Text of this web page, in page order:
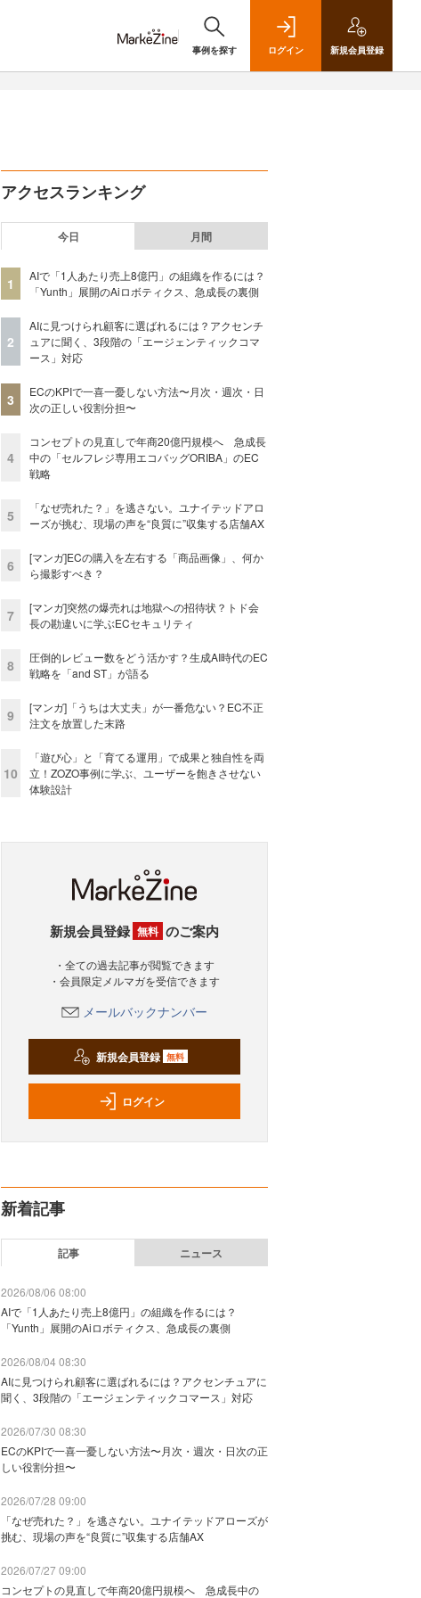
事例を探す ログイン 新規会員登録
アクセスランキング
今日 月間
1
AIで「1人あたり売上8億円」の組織を作るには？
「Yunth」展開のAiロボティクス、急成長の裏側
2
AIに見つけられ顧客に選ばれるには？アクセンチ
ュアに聞く、3段階の「エージェンティックコマ
ース」対応
3
ECのKPIで一喜一憂しない方法〜月次・週次・日
次の正しい役割分担〜
4
コンセプトの見直しで年商20億円規模へ 急成長
中の「セルフレジ専用エコバッグORIBA」のEC
戦略
5
「なぜ売れた？」を逃さない。ユナイテッドアロ
ーズが挑む、現場の声を“良質に”収集する店舗AX
6
[マンガ]ECの購入を左右する「商品画像」、何か
ら撮影すべき？
7
[マンガ]突然の爆売れは地獄への招待状？トド会
長の勘違いに学ぶECセキュリティ
8
圧倒的レビュー数をどう活かす？生成AI時代のEC
戦略を「and ST」が語る
9
[マンガ]「うちは大丈夫」が一番危ない？EC不正
注文を放置した末路
10
「遊び心」と「育てる運用」で成果と独自性を両
立！ZOZO事例に学ぶ、ユーザーを飽きさせない
体験設計
新規会員登録 無料 のご案内
・全ての過去記事が閲覧できます
・会員限定メルマガを受信できます
メールバックナンバー
新規会員登録 無料
ログイン
新着記事
記事 ニュース
2026/08/06 08:00
AIで「1人あたり売上8億円」の組織を作るには？
「Yunth」展開のAiロボティクス、急成長の裏側
2026/08/04 08:30
AIに見つけられ顧客に選ばれるには？アクセンチュアに
聞く、3段階の「エージェンティックコマース」対応
2026/07/30 08:30
ECのKPIで一喜一憂しない方法〜月次・週次・日次の正
しい役割分担〜
2026/07/28 09:00
「なぜ売れた？」を逃さない。ユナイテッドアローズが
挑む、現場の声を“良質に”収集する店舗AX
2026/07/27 09:00
コンセプトの見直しで年商20億円規模へ 急成長中の